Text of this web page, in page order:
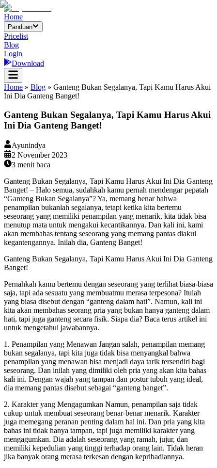
Home
Panduan
Pricelist
Blog
Login
Download
Home » Blog » Ganteng Bukan Segalanya, Tapi Kamu Harus Akui
Ini Dia Ganteng Banget!
Ganteng Bukan Segalanya, Tapi Kamu Harus Akui
Ini Dia Ganteng Banget!
Ayunindya
2 November 2023
3 menit baca
Ganteng Bukan Segalanya, Tapi Kamu Harus Akui Ini Dia Ganteng
Banget! – Halo semua, sudahkah kamu pernah mendengar pepatah
“Ganteng Bukan Segalanya”? Ya, memang benar bahwa
penampilan bukanlah segalanya, tetapi ketika kita bertemu
seseorang yang memiliki penampilan yang menarik, kita tidak bisa
menutup mata untuk mengakui kecantikannya. Dan kali ini, kami
akan membahas tentang seseorang yang memang pantas diakui
kegantengannya. Inilah dia, Ganteng Banget!
Ganteng Bukan Segalanya, Tapi Kamu Harus Akui Ini Dia Ganteng
Banget!
Pernahkah kamu bertemu dengan seseorang yang terlihat biasa-biasa
saja, tapi ada sesuatu yang membuatmu merasa terpesona? Itulah
yang biasa disebut dengan “ganteng dalam hati”. Namun, kali ini
kita akan membahas seorang pria yang bukan hanya ganteng dalam
hati, tapi juga ganteng secara fisik. Siapa dia? Baca terus artikel ini
untuk mengetahui jawabannya.
1. Penampilan yang Menawan Jangan salah, penampilan memang
bukan segalanya, tapi kita juga tidak bisa menyangkal bahwa
penampilan yang menawan bisa menjadi daya tarik tersendiri bagi
seseorang. Dan inilah yang dimiliki oleh pria yang akan kita bahas
kali ini. Dengan wajah yang tampan dan postur tubuh yang ideal,
dia memang pantas disebut sebagai “ganteng banget”.
2. Karakter yang Mengagumkan Namun, penampilan saja tidak
cukup untuk membuat seseorang benar-benar menarik. Karakter
juga memegang peranan penting dalam hal ini. Dan pria yang kita
bahas ini tidak hanya tampan, tapi juga memiliki karakter yang
mengagumkan. Dia adalah seseorang yang ramah, jujur, dan
memiliki kepedulian yang tinggi terhadap orang lain. Tidak heran
jika banyak orang merasa terkesan dengan kepribadiannya.